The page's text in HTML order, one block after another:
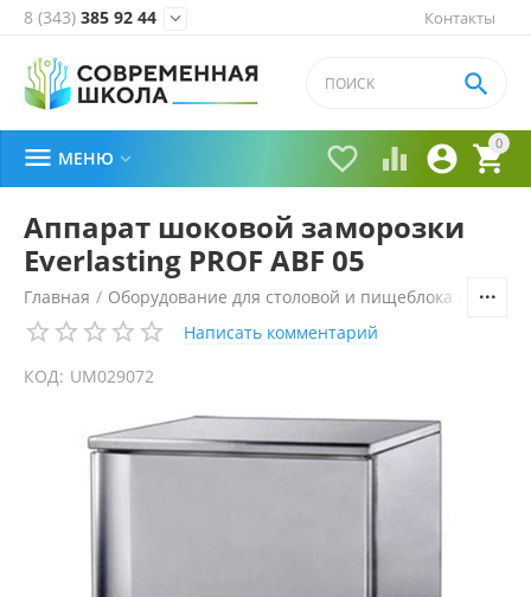
Контакты
8 (343) 385 92 44 
0


 

 МЕНЮ 
Аппарат шоковой заморозки
Everlasting PROF ABF 05
Главная / Оборудование для столовой и пищеблока
Написать комментарий
КОД: UM029072